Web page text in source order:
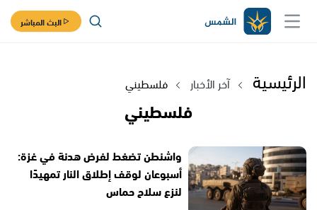
البث المباشر
الرئيسية آخر الأخبار فلسطيني
فلسطيني
واشنطن تضغط لفرض هدنة في غزة:
أسبوعان لوقف إطلاق النار تمهيدًا
لنزع سلاح حماس